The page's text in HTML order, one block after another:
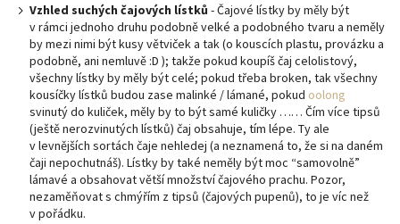
Vzhled suchých čajových lístků - Čajové lístky by měly být
v rámci jednoho druhu podobně velké a podobného tvaru a neměly
by mezi nimi být kusy větviček a tak (o kouscích plastu, provázku a
podobně, ani nemluvě :D ); takže pokud koupíš čaj celolistový,
všechny lístky by měly být celé; pokud třeba broken, tak všechny
kousíčky lístků budou zase malinké / lámané, pokud oolong
svinutý do kuliček, měly by to být samé kuličky …… Čím více tipsů
(ještě nerozvinutých lístků) čaj obsahuje, tím lépe. Ty ale
v levnějších sortách čaje nehledej (a neznamená to, že si na daném
čaji nepochutnáš). Lístky by také neměly být moc “samovolně”
lámavé a obsahovat větší množství čajového prachu. Pozor,
nezaměňovat s chmýřím z tipsů (čajových pupenů), to je víc než
v pořádku.